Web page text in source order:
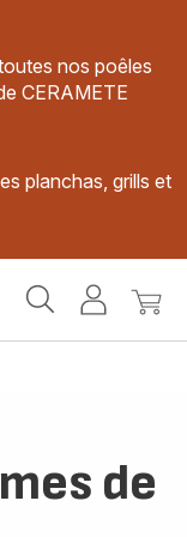
nos poêles
CERAMETE
planchas, grills et
MonMon
de